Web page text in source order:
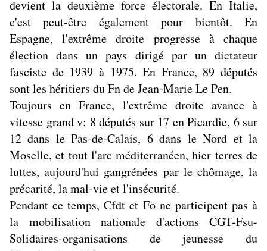
devient la deuxième force électorale. En Italie,
c'est peut-être également pour bientôt. En
Espagne, l'extrême droite progresse à chaque
élection dans un pays dirigé par un dictateur
fasciste de 1939 à 1975. En France, 89 députés
sont les héritiers du Fn de Jean-Marie Le Pen.
Toujours en France, l'extrême droite avance à
vitesse grand v: 8 députés sur 17 en Picardie, 6 sur
12 dans le Pas-de-Calais, 6 dans le Nord et la
Moselle, et tout l'arc méditerranéen, hier terres de
luttes, aujourd'hui gangrénées par le chômage, la
précarité, la mal-vie et l'insécurité.
Pendant ce temps, Cfdt et Fo ne participent pas à
la mobilisation nationale d'actions CGT-Fsu-
Solidaires-organisations de jeunesse du